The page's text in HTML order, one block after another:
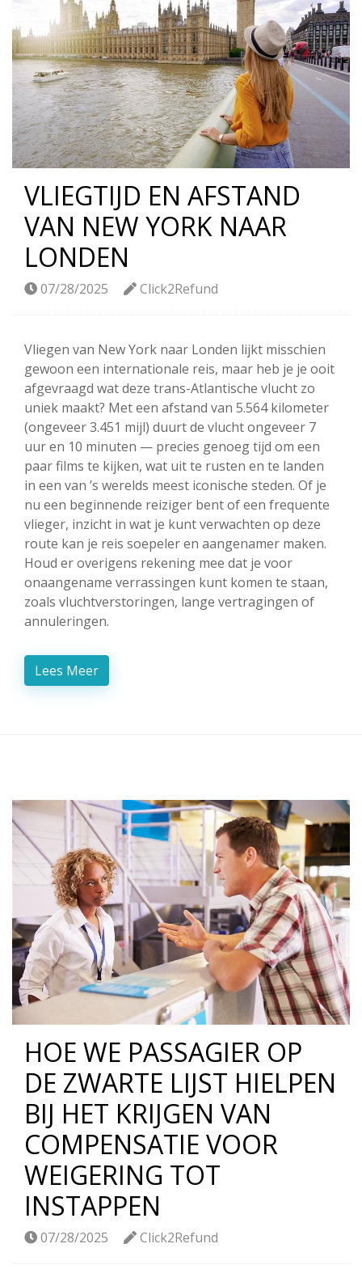
VLIEGTIJD EN AFSTAND
VAN NEW YORK NAAR
LONDEN
07/28/2025 Click2Refund
Vliegen van New York naar Londen lijkt misschien
gewoon een internationale reis, maar heb je je ooit
afgevraagd wat deze trans-Atlantische vlucht zo
uniek maakt? Met een afstand van 5.564 kilometer
(ongeveer 3.451 mijl) duurt de vlucht ongeveer 7
uur en 10 minuten — precies genoeg tijd om een
paar films te kijken, wat uit te rusten en te landen
in een van ’s werelds meest iconische steden. Of je
nu een beginnende reiziger bent of een frequente
vlieger, inzicht in wat je kunt verwachten op deze
route kan je reis soepeler en aangenamer maken.
Houd er overigens rekening mee dat je voor
onaangename verrassingen kunt komen te staan,
zoals vluchtverstoringen, lange vertragingen of
annuleringen.
Lees Meer
HOE WE PASSAGIER OP
DE ZWARTE LIJST HIELPEN
BIJ HET KRIJGEN VAN
COMPENSATIE VOOR
WEIGERING TOT
INSTAPPEN
07/28/2025 Click2Refund